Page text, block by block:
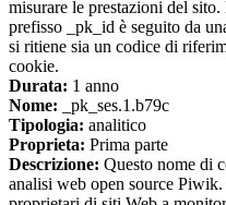
misurare le prestazioni del
prefisso _pk_id è seguito da
si ritiene sia un codice di
cookie.
Durata: 1 anno
Nome: _pk_ses.1.b79c
Tipologia: analitico
Proprieta: Prima parte
Descrizione: Questo nome di
analisi web open source